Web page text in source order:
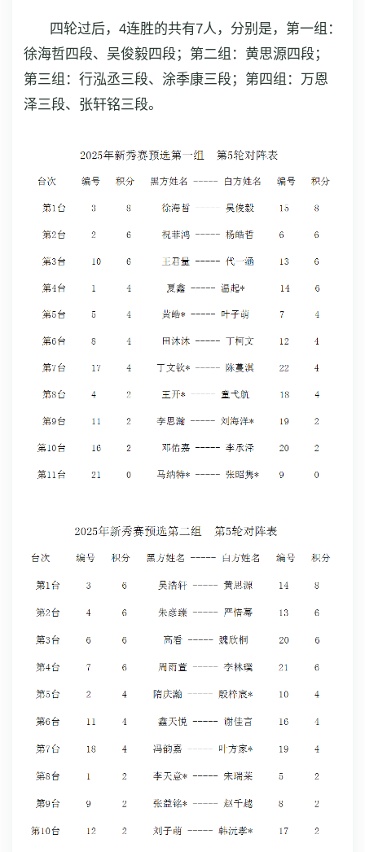
四轮过后，4连胜的共有7人，分别是，第一组：
徐海哲四段、吴俊毅四段；第二组：黄思源四段；
第三组：行泓丞三段、涂季康三段；第四组：万恩
泽三段、张轩铭三段。